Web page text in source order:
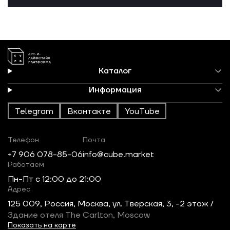
Каталог
Информация
Telegram Вконтакте YouTube
Телефон
+7 906 078-85-06
Почта
info@cube.market
Работаем
Пн-Пт c 12:00 до 21:00
Адрес
125 009, Россия, Москва, ул. Тверская, 3, -2 этаж /
Здание отеля The Carlton, Moscow
Показать на карте